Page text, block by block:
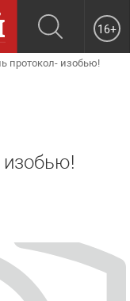
16+
протокол- изобью!